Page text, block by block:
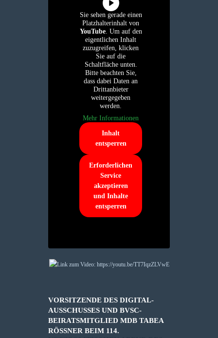
Sie sehen gerade einen
Platzhalterinhalt von
YouTube. Um auf den
eigentlichen Inhalt
zuzugreifen, klicken
Sie auf die
Schaltfläche unten.
Bitte beachten Sie,
dass dabei Daten an
Drittanbieter
weitergegeben
werden.
Mehr Informationen
Inhalt
entsperren
Erforderlichen
Service
akzeptieren
und Inhalte
entsperren
VORSITZENDE DES DIGITAL-
AUSSCHUSSES UND BVSC-
BEIRATSMITGLIED MDB TABEA
RÖSSNER BEIM 114. N